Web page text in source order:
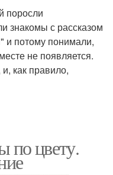
поросли
знакомы с рассказом
и потому понимали,
не появляется.
как правило,
по цвету.